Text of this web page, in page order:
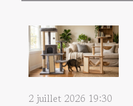
2 juillet 2026 19:30